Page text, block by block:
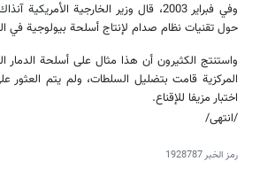
وفي فبراير 2003، قال وزير الخارجية
حول تقنيات نظام صدام لإنتاج أسلحة بيولوجية
واستنتج الكثيرون أن هذا مثال على أسلحة الدمار
المركزية قامت بتضليل السلطات، ولم يتم العثور
اختبار مزيفا للإقناع.
/انتهى/
رمز الخبر1928787